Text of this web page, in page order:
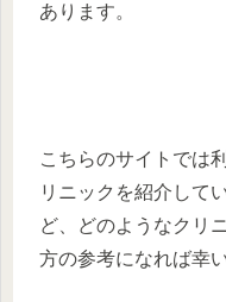
あります。
こちらのサイトでは
リニックを紹介して
ど、どのようなクリ
方の参考になれば幸